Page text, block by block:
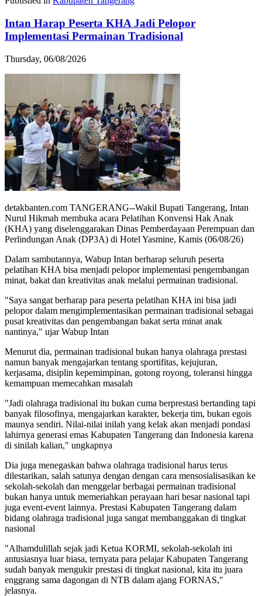
Intan Harap Peserta KHA Jadi Pelopor
Implementasi Permainan Tradisional
Thursday, 06/08/2026
detakbanten.com TANGERANG--Wakil Bupati Tangerang, Intan
Nurul Hikmah membuka acara Pelatihan Konvensi Hak Anak
(KHA) yang diselenggarakan Dinas Pemberdayaan Perempuan dan
Perlindungan Anak (DP3A) di Hotel Yasmine, Kamis (06/08/26)
Dalam sambutannya, Wabup Intan berharap seluruh peserta
pelatihan KHA bisa menjadi pelopor implementasi pengembangan
minat, bakat dan kreativitas anak melalui permainan tradisional.
"Saya sangat berharap para peserta pelatihan KHA ini bisa jadi
pelopor dalam mengimplementasikan permainan tradisional sebagai
pusat kreativitas dan pengembangan bakat serta minat anak
nantinya," ujar Wabup Intan
Menurut dia, permainan tradisional bukan hanya olahraga prestasi
namun banyak mengajarkan tentang sportifitas, kejujuran,
kerjasama, disiplin kepemimpinan, gotong royong, toleransi hingga
kemampuan memecahkan masalah
"Jadi olahraga tradisional itu bukan cuma berprestasi bertanding tapi
banyak filosofinya, mengajarkan karakter, bekerja tim, bukan egois
maunya sendiri. Nilai-nilai inilah yang kelak akan menjadi pondasi
lahirnya generasi emas Kabupaten Tangerang dan Indonesia karena
di sinilah kalian," ungkapnya
Dia juga menegaskan bahwa olahraga tradisional harus terus
dilestarikan, salah satunya dengan dengan cara mensosialisasikan ke
sekolah-sekolah dan menggelar berbagai permainan tradisional
bukan hanya untuk memeriahkan perayaan hari besar nasional tapi
juga event-event lainnya. Prestasi Kabupaten Tangerang dalam
bidang olahraga tradisional juga sangat membanggakan di tingkat
nasional
"Alhamdulillah sejak jadi Ketua KORMI, sekolah-sekolah ini
antusiasnya luar biasa, ternyata para pelajar Kabupaten Tangerang
sudah banyak mengukir prestasi di tingkat nasional, kita itu juara
enggrang sama dagongan di NTB dalam ajang FORNAS,"
jelasnya.